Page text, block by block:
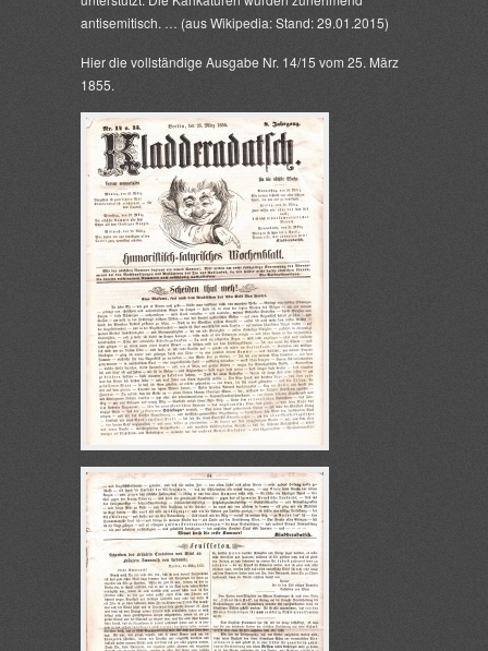
antisemitisch. … (aus Wikipedia: Stand: 29.01.2015)
Hier die vollständige Ausgabe Nr. 14/15 vom 25. März
1855.